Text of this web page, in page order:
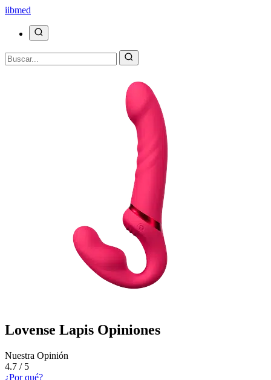
iibmed
Lovense Lapis Opiniones
Nuestra Opinión
4.7 / 5
¿Por qué?